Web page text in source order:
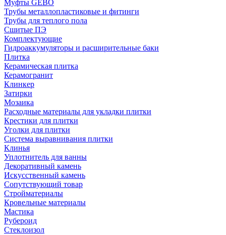
Муфты GEBO
Трубы металлопластиковые и фитинги
Трубы для теплого пола
Сшитые ПЭ
Комплектующие
Гидроаккумуляторы и расширительные баки
Плитка
Керамическая плитка
Керамогранит
Клинкер
Затирки
Мозаика
Расходные материалы для укладки плитки
Крестики для плитки
Уголки для плитки
Система выравнивания плитки
Клинья
Уплотнитель для ванны
Декоративный камень
Искусственный камень
Сопутствующий товар
Стройматериалы
Кровельные материалы
Мастика
Рубероид
Стеклоизол